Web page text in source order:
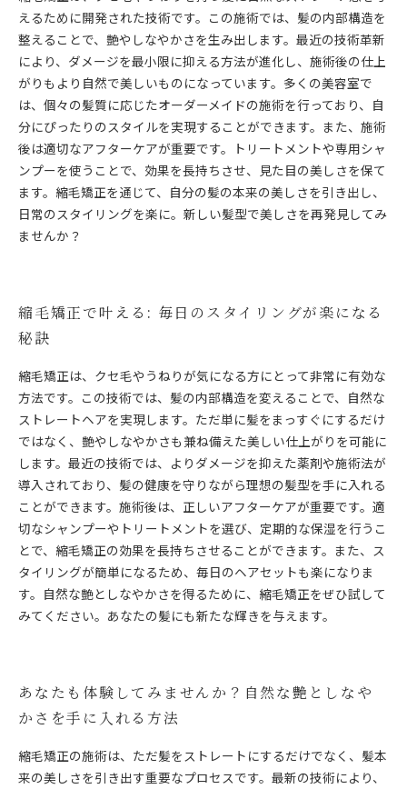
えるために開発された技術です。この施術では、髪の内部構造を
整えることで、艶やしなやかさを生み出します。最近の技術革新
により、ダメージを最小限に抑える方法が進化し、施術後の仕上
がりもより自然で美しいものになっています。多くの美容室で
は、個々の髪質に応じたオーダーメイドの施術を行っており、自
分にぴったりのスタイルを実現することができます。また、施術
後は適切なアフターケアが重要です。トリートメントや専用シャ
ンプーを使うことで、効果を長持ちさせ、見た目の美しさを保て
ます。縮毛矯正を通じて、自分の髪の本来の美しさを引き出し、
日常のスタイリングを楽に。新しい髪型で美しさを再発見してみ
ませんか？
縮毛矯正で叶える: 毎日のスタイリングが楽になる
秘訣
縮毛矯正は、クセ毛やうねりが気になる方にとって非常に有効な
方法です。この技術では、髪の内部構造を変えることで、自然な
ストレートヘアを実現します。ただ単に髪をまっすぐにするだけ
ではなく、艶やしなやかさも兼ね備えた美しい仕上がりを可能に
します。最近の技術では、よりダメージを抑えた薬剤や施術法が
導入されており、髪の健康を守りながら理想の髪型を手に入れる
ことができます。施術後は、正しいアフターケアが重要です。適
切なシャンプーやトリートメントを選び、定期的な保湿を行うこ
とで、縮毛矯正の効果を長持ちさせることができます。また、ス
タイリングが簡単になるため、毎日のヘアセットも楽になりま
す。自然な艶としなやかさを得るために、縮毛矯正をぜひ試して
みてください。あなたの髪にも新たな輝きを与えます。
あなたも体験してみませんか？自然な艶としなや
かさを手に入れる方法
縮毛矯正の施術は、ただ髪をストレートにするだけでなく、髪本
来の美しさを引き出す重要なプロセスです。最新の技術により、